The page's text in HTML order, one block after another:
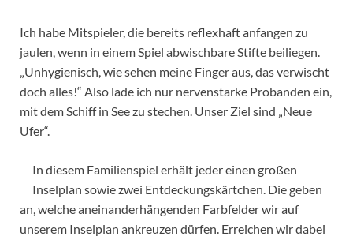
Ich habe Mitspieler, die bereits reflexhaft anfangen zu
jaulen, wenn in einem Spiel abwischbare Stifte beiliegen.
„Unhygienisch, wie sehen meine Finger aus, das verwischt
doch alles!“ Also lade ich nur nervenstarke Probanden ein,
mit dem Schiff in See zu stechen. Unser Ziel sind „Neue
Ufer“.
In diesem Familienspiel erhält jeder einen großen
Inselplan sowie zwei Entdeckungskärtchen. Die geben
an, welche aneinanderhängenden Farbfelder wir auf
unserem Inselplan ankreuzen dürfen. Erreichen wir dabei